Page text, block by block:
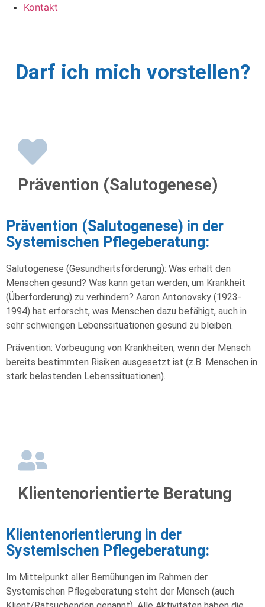
Kontakt
Darf ich mich vorstellen?
Prävention (Salutogenese)
Prävention (Salutogenese) in der
Systemischen Pflegeberatung:
Salutogenese (Gesundheitsförderung): Was erhält den
Menschen gesund? Was kann getan werden, um Krankheit
(Überforderung) zu verhindern? Aaron Antonovsky (1923-
1994) hat erforscht, was Menschen dazu befähigt, auch in
sehr schwierigen Lebenssituationen gesund zu bleiben.
Prävention: Vorbeugung von Krankheiten, wenn der Mensch
bereits bestimmten Risiken ausgesetzt ist (z.B. Menschen in
stark belastenden Lebenssituationen).
Klientenorientierte Beratung
Klientenorientierung in der
Systemischen Pflegeberatung:
Im Mittelpunkt aller Bemühungen im Rahmen der
Systemischen Pflegeberatung steht der Mensch (auch